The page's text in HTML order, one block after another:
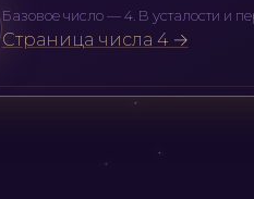
Базовое число — 4. В усталости и
Страница числа 4 →